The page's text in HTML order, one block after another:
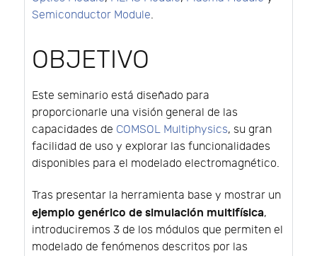
Semiconductor Module.
OBJETIVO
Este seminario está diseñado para
proporcionarle una visión general de las
capacidades de COMSOL Multiphysics, su gran
facilidad de uso y explorar las funcionalidades
disponibles para el modelado electromagnético.
Tras presentar la herramienta base y mostrar un
ejemplo genérico de simulación multifísica,
introduciremos 3 de los módulos que permiten el
modelado de fenómenos descritos por las